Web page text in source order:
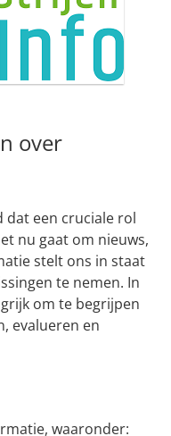
over
dat een cruciale rol
nu gaat om nieuws,
stelt ons in staat
te nemen. In
om te begrijpen
evalueren en
waaronder: